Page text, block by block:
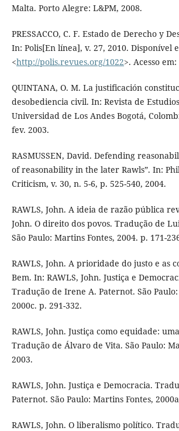
Malta. Porto Alegre: L&PM, 2008.
PRESSACCO, C. F. Estado de Derecho y
In: Polis[En línea], v. 27, 2010. Disponível
<http://polis.revues.org/1022>. Acesso
QUINTANA, O. M. La justificación
desobediencia civil. In: Revista de
Universidad de Los Andes Bogotá,
fev. 2003.
RASMUSSEN, David. Defending
of reasonability in the later Rawls”. In:
Criticism, v. 30, n. 5-6, p. 525-540, 2004.
RAWLS, John. A ideia de razão pública
John. O direito dos povos. Tradução de
São Paulo: Martins Fontes, 2004. p. 171-
RAWLS, John. A prioridade do justo e as
Bem. In: RAWLS, John. Justiça e
Tradução de Irene A. Paternot. São
2000c. p. 291-332.
RAWLS, John. Justiça como equidade:
Tradução de Álvaro de Vita. São Paulo:
2003.
RAWLS, John. Justiça e Democracia.
Paternot. São Paulo: Martins Fontes,
RAWLS, John. O liberalismo político.